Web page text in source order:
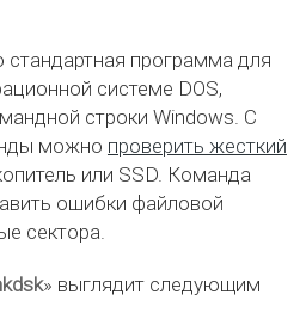
стандартная программа для
системе DOS,
строки Windows. С
можно проверить жесткий
или SSD. Команда
ошибки файловой
сектора.
» выглядит следующим